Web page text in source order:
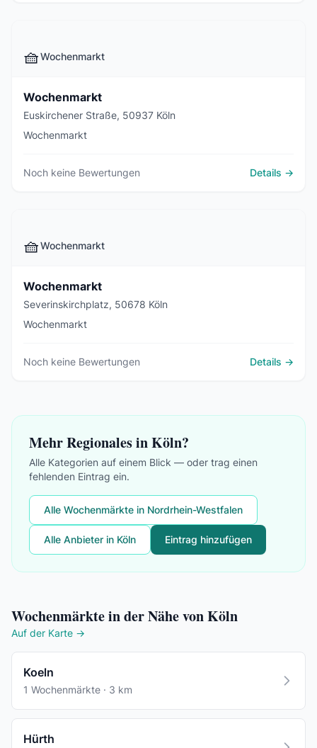
🧺Wochenmarkt
Wochenmarkt
Euskirchener Straße, 50937 Köln
Wochenmarkt
Noch keine Bewertungen Details →
🧺Wochenmarkt
Wochenmarkt
Severinskirchplatz, 50678 Köln
Wochenmarkt
Noch keine Bewertungen Details →
Mehr Regionales in Köln?
Alle Kategorien auf einem Blick — oder trag einen
fehlenden Eintrag ein.
Alle Wochenmärkte in Nordrhein-Westfalen
Alle Anbieter in Köln Eintrag hinzufügen
Wochenmärkte in der Nähe von Köln
Auf der Karte →
Koeln
1 Wochenmärkte · 3 km
Hürth